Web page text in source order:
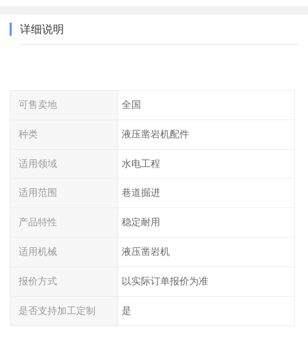
详细说明
可售卖地 全国
种类 液压凿岩机配件
适用领域 水电工程
适用范围 巷道掘进
产品特性 稳定耐用
适用机械 液压凿岩机
报价方式 以实际订单报价为准
是否支持加工定制 是